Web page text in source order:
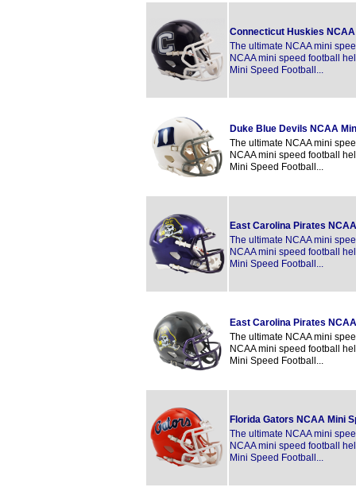
Connecticut Huskies
The ultimate NCAA mini
NCAA mini speed football
Mini Speed Football...
Duke Blue Devils NCAA
The ultimate NCAA mini
NCAA mini speed football
Mini Speed Football...
East Carolina Pirates
The ultimate NCAA mini
NCAA mini speed football
Mini Speed Football...
East Carolina Pirates
The ultimate NCAA mini
NCAA mini speed football
Mini Speed Football...
Florida Gators NCAA Mini
The ultimate NCAA mini
NCAA mini speed football
Mini Speed Football...